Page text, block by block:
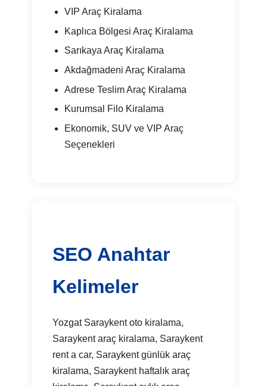
VIP Araç Kiralama
Kaplıca Bölgesi Araç Kiralama
Sarıkaya Araç Kiralama
Akdağmadeni Araç Kiralama
Adrese Teslim Araç Kiralama
Kurumsal Filo Kiralama
Ekonomik, SUV ve VIP Araç
Seçenekleri
SEO Anahtar
Kelimeler
Yozgat Saraykent oto kiralama,
Saraykent araç kiralama, Saraykent
rent a car, Saraykent günlük araç
kiralama, Saraykent haftalık araç